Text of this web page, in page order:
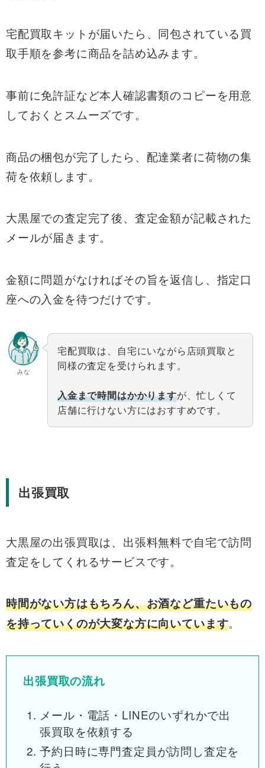
宅配買取キットが届いたら、同包されている買
取手順を参考に商品を詰め込みます。
事前に免許証など本人確認書類のコピーを用意
しておくとスムーズです。
商品の梱包が完了したら、配達業者に荷物の集
荷を依頼します。
大黒屋での査定完了後、査定金額が記載された
メールが届きます。
金額に問題がなければその旨を返信し、指定口
座への入金を待つだけです。
みな
宅配買取は、自宅にいながら店頭買取と
同様の査定を受けられます。
入金まで時間はかかりますが、忙しくて
店舗に行けない方にはおすすめです。
出張買取
大黒屋の出張買取は、出張料無料で自宅で訪問
査定をしてくれるサービスです。
時間がない方はもちろん、お酒など重たいもの
を持っていくのが大変な方に向いています。
出張買取の流れ
メール・電話・LINEのいずれかで出
張買取を依頼する
予約日時に専門査定員が訪問し査定を